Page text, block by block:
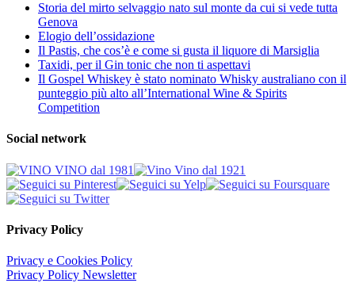
Storia del mirto selvaggio nato sul monte da cui si vede tutta
Genova
Elogio dell’ossidazione
Il Pastis, che cos’è e come si gusta il liquore di Marsiglia
Taxidi, per il Gin tonic che non ti aspettavi
Il Gospel Whiskey è stato nominato Whisky australiano con il
punteggio più alto all’International Wine & Spirits
Competition
Social network
Privacy Policy
Privacy e Cookies Policy
Privacy Policy Newsletter